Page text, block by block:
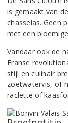
is gemaakt van
chasselas. Geen
met een
Vandaar ook de
Franse
stijl en culinair
zoetwatervis, of
raclette of